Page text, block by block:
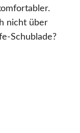
nicht über
Schublade?